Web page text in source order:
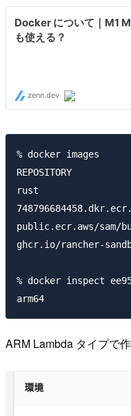
%
REPOSITORY
rust
public.ecr.aws/
ghcr.io/rancher-
% docker
ARM Lambda タイプで作